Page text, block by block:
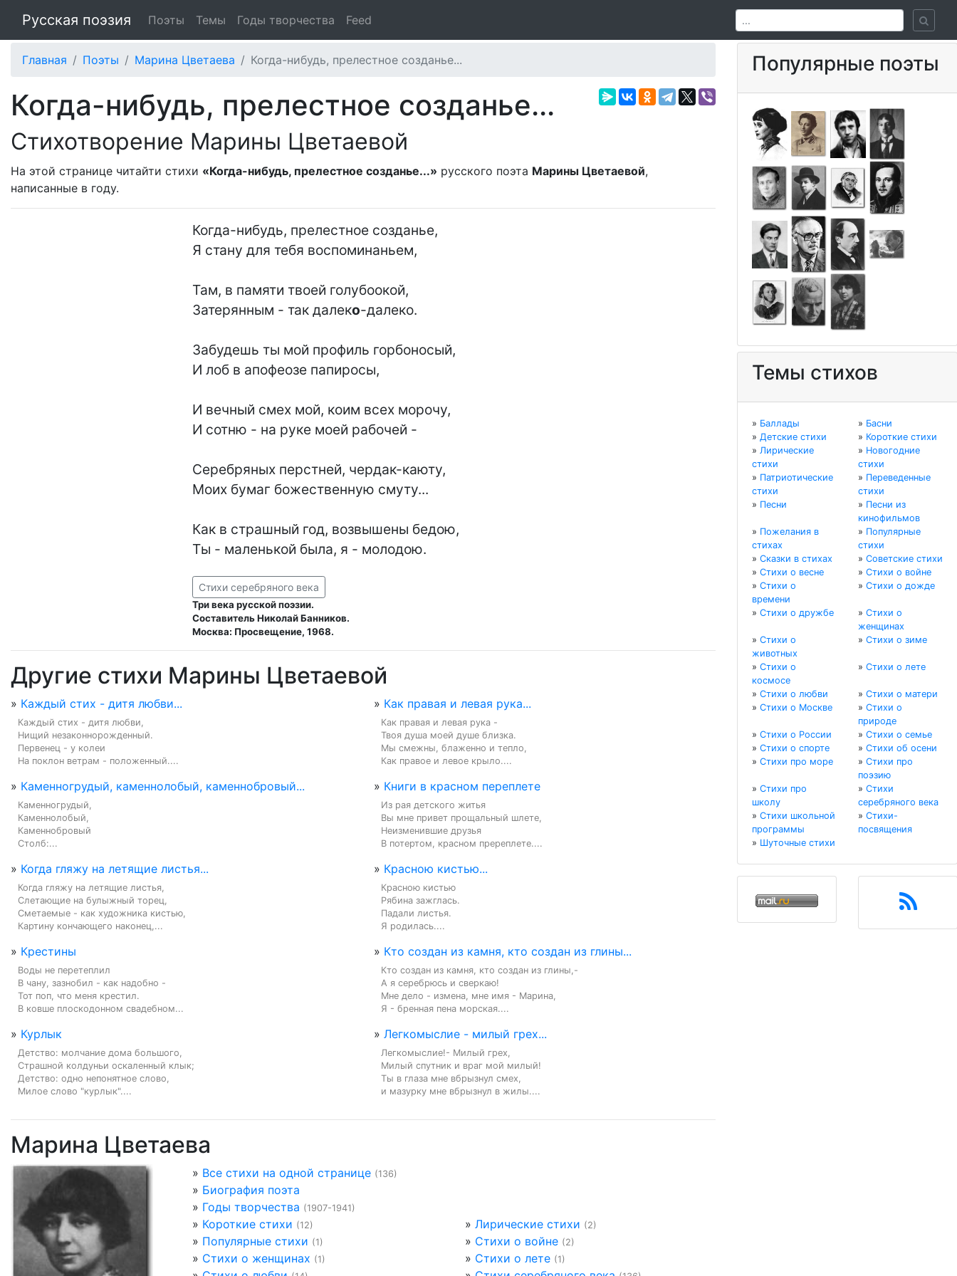
Русская поэзия Поэты Темы Годы творчества Feed
Главная Поэты Марина Цветаева Когда-нибудь, прелестное созданье...
Когда-нибудь, прелестное созданье...
Стихотворение Марины Цветаевой
На этой странице читайти стихи «Когда-нибудь, прелестное созданье...» русского поэта Марины Цветаевой,
написанные в году.
Когда-нибудь, прелестное созданье,
Я стану для тебя воспоминаньем,
Там, в памяти твоей голубоокой,
Затерянным - так далеко-далеко.
Забудешь ты мой профиль горбоносый,
И лоб в апофеозе папиросы,
И вечный смех мой, коим всех морочу,
И сотню - на руке моей рабочей -
Серебряных перстней, чердак-каюту,
Моих бумаг божественную смуту...
Как в страшный год, возвышены бедою,
Ты - маленькой была, я - молодою.
Стихи серебряного века
Три века русской поэзии.
Составитель Николай Банников.
Москва: Просвещение, 1968.
Другие стихи Марины Цветаевой
» Каждый стих - дитя любви...
Каждый стих - дитя любви,
Нищий незаконнорожденный.
Первенец - у колеи
На поклон ветрам - положенный....
» Как правая и левая рука...
Как правая и левая рука -
Твоя душа моей душе близка.
Мы смежны, блаженно и тепло,
Как правое и левое крыло....
» Каменногрудый, каменнолобый, каменнобровый...
Каменногрудый,
Каменнолобый,
Каменнобровый
Столб:...
» Книги в красном переплете
Из рая детского житья
Вы мне привет прощальный шлете,
Неизменившие друзья
В потертом, красном пререплете....
» Когда гляжу на летящие листья...
Когда гляжу на летящие листья,
Слетающие на булыжный торец,
Сметаемые - как художника кистью,
Картину кончающего наконец,...
» Красною кистью...
Красною кистью
Рябина зажглась.
Падали листья.
Я родилась....
» Крестины
Воды не перетеплил
В чану, зазнобил - как надобно -
Тот поп, что меня крестил.
В ковше плоскодонном свадебном...
» Кто создан из камня, кто создан из глины...
Кто создан из камня, кто создан из глины,-
А я серебрюсь и сверкаю!
Мне дело - измена, мне имя - Марина,
Я - бренная пена морская....
» Курлык
Детство: молчание дома большого,
Страшной колдуньи оскаленный клык;
Детство: одно непонятное слово,
Милое слово "курлык"....
» Легкомыслие - милый грех...
Легкомыслие!- Милый грех,
Милый спутник и враг мой милый!
Ты в глаза мне вбрызнул смех,
и мазурку мне вбрызнул в жилы....
Марина Цветаева
» Все стихи на одной странице (136)
» Биография поэта
» Годы творчества (1907-1941)
» Короткие стихи (12) » Лирические стихи (2)
» Популярные стихи (1) » Стихи о войне (2)
» Стихи о женщинах (1) » Стихи о лете (1)
Популярные поэты
Темы стихов
» Баллады » Басни
» Детские стихи » Короткие стихи
» Лирические
стихи
» Новогодние
стихи
» Патриотические
стихи
» Переведенные
стихи
» Песни » Песни из
кинофильмов
» Пожелания в
стихах
» Популярные
стихи
» Сказки в стихах » Советские стихи
» Стихи о весне » Стихи о войне
» Стихи о
времени
» Стихи о дожде
» Стихи о дружбе » Стихи о
женщинах
» Стихи о
животных
» Стихи о зиме
» Стихи о
космосе
» Стихи о лете
» Стихи о любви » Стихи о матери
» Стихи о Москве » Стихи о
природе
» Стихи о России » Стихи о семье
» Стихи о спорте » Стихи об осени
» Стихи про море » Стихи про
поэзию
» Стихи про
школу
» Стихи
серебряного века
» Стихи школьной
программы
» Стихи-
посвящения
» Шуточные стихи